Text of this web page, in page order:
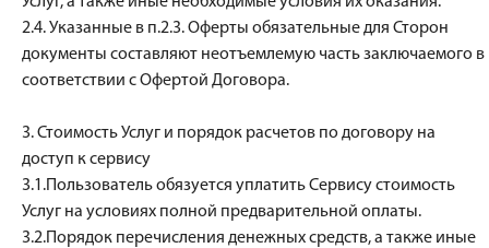
2.4. Указанные в п.2.3. Оферты обязательные для Сторон
документы составляют неотъемлемую часть заключаемого в
соответствии с Офертой Договора.
3. Стоимость Услуг и порядок расчетов по договору на
доступ к сервису
3.1.Пользователь обязуется уплатить Сервису стоимость
Услуг на условиях полной предварительной оплаты.
3.2.Порядок перечисления денежных средств, а также иные